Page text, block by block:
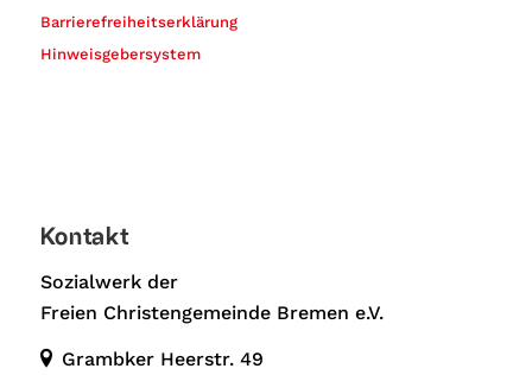
Barrierefreiheitserklärung
Hinweisgebersystem
Kontakt
Sozialwerk der
Freien Christengemeinde Bremen e.V.
Grambker Heerstr. 49